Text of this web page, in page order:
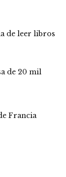
de leer libros
de 20 mil
Francia